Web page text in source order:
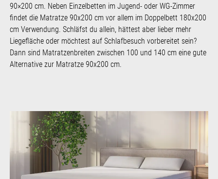
90×200 cm. Neben Einzelbetten im Jugend- oder WG-Zimmer
findet die Matratze 90x200 cm vor allem im Doppelbett 180x200
cm Verwendung. Schläfst du allein, hättest aber lieber mehr
Liegefläche oder möchtest auf Schlafbesuch vorbereitet sein?
Dann sind Matratzenbreiten zwischen 100 und 140 cm eine gute
Alternative zur Matratze 90x200 cm.